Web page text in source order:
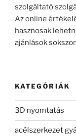
szolgáltató
Az online
hasznosak
ajánlások
KATEGÓRIÁK
3D nyomtatás
acélszerkezet